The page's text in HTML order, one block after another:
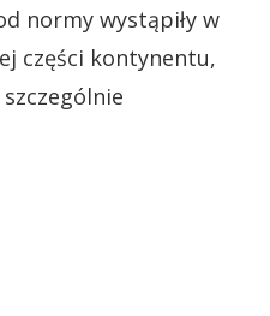
normy wystąpiły w
części kontynentu,